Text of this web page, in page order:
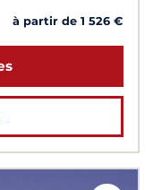
à partir de 1 526 €